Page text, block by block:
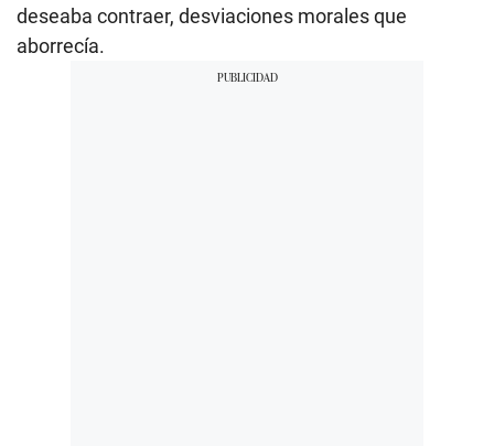
deseaba contraer, desviaciones morales que
aborrecía.